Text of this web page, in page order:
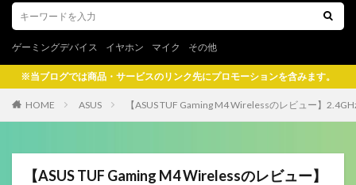
ゲーミングデバイス イヤホン マイク その他
※当ブログでは商品・サービスのリンク先にプロモーションを含みます。
HOME ASUS 【ASUS TUF Gaming M4 Wirelessのレビュー】
【ASUS TUF Gaming M4 Wirelessのレビュー】